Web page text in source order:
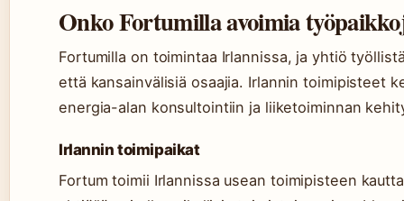
Onko Fortumilla avoimia
Fortumilla on toimintaa Irlannissa, ja yhtiö
että kansainvälisiä osaajia. Irlannin toimipisteet
energia-alan konsultointiin ja liiketoiminnan
Irlannin toimipaikat
Fortum toimii Irlannissa usean toimipisteen